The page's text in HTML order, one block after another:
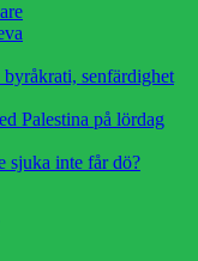
senfärdighet
Palestina på lördag
sjuka inte får dö?